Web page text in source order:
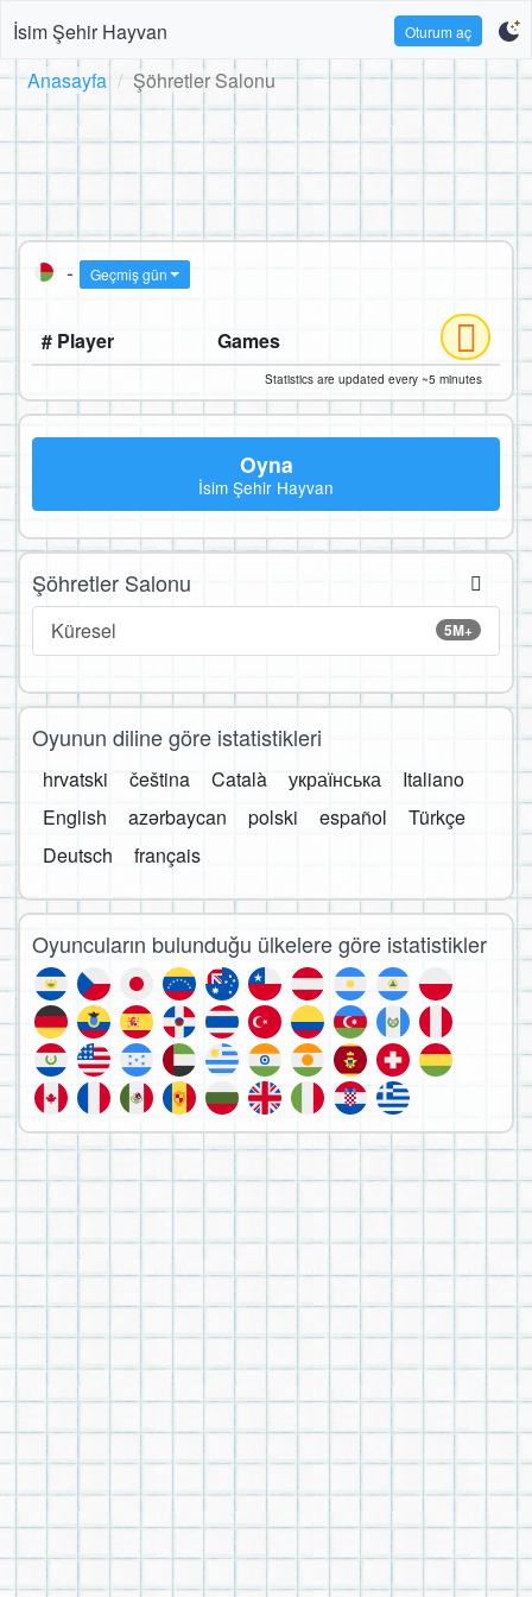
İsim Şehir Hayvan Oturum aç
Anasayfa Şöhretler Salonu
- Geçmiş gün
# Player Games
Statistics are updated every ~5 minutes
Oyna
İsim Şehir Hayvan
Şöhretler Salonu
5M+
Küresel
Oyunun diline göre istatistikleri
hrvatski čeština Català українська
Italiano
English
azərbaycan polski español
Türkçe
Deutsch
français
Oyuncuların bulunduğu ülkelere göre istatistikler